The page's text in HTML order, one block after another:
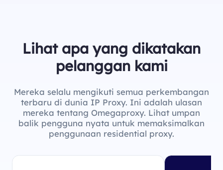
Lihat apa yang dikatakan
pelanggan kami
Mereka selalu mengikuti semua perkembangan
terbaru di dunia IP Proxy. Ini adalah ulasan
mereka tentang Omegaproxy. Lihat umpan
balik pengguna nyata untuk memaksimalkan
penggunaan residential proxy.